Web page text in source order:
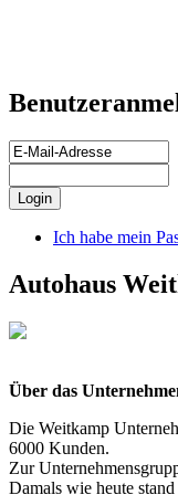
Ich habe mein
Autohaus
Über das
Die Weitkamp
6000 Kunden.
Zur
Damals wie heute